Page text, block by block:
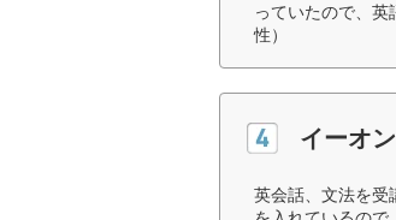
っていたので、
性）
イーオ
英会話、文法を受